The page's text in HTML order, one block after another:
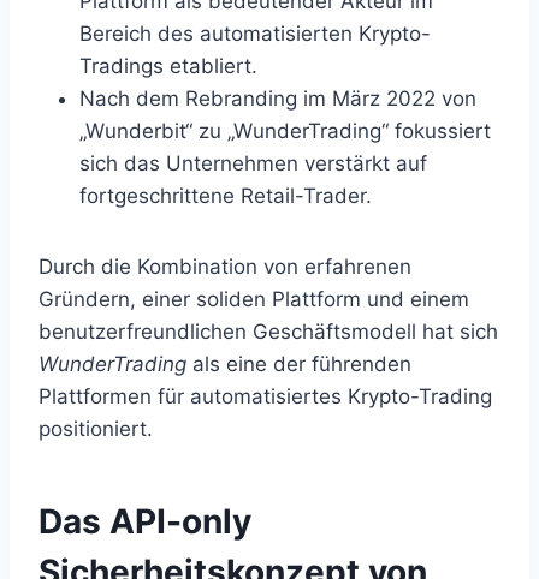
Bereich des automatisierten Krypto-
Tradings etabliert.
Nach dem Rebranding im März 2022 von
„Wunderbit“ zu „WunderTrading“ fokussiert
sich das Unternehmen verstärkt auf
fortgeschrittene Retail-Trader.
Durch die Kombination von erfahrenen
Gründern, einer soliden Plattform und einem
benutzerfreundlichen Geschäftsmodell hat sich
WunderTrading als eine der führenden
Plattformen für automatisiertes Krypto-Trading
positioniert.
Das API-only